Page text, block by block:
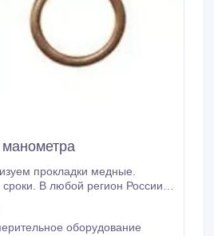
прокладки медные.
сроки. В любой регион России и
оборудование